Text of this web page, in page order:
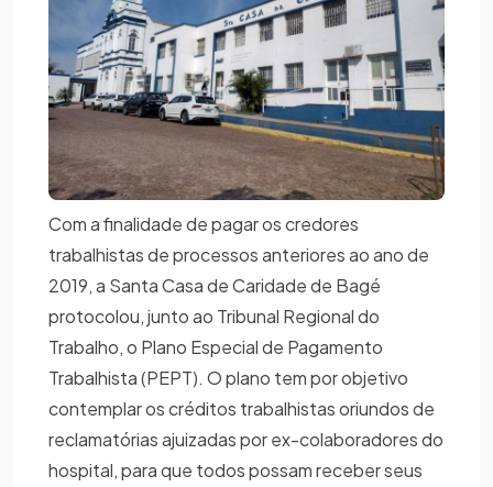
Com a finalidade de pagar os credores
trabalhistas de processos anteriores ao ano de
2019, a Santa Casa de Caridade de Bagé
protocolou, junto ao Tribunal Regional do
Trabalho, o Plano Especial de Pagamento
Trabalhista (PEPT). O plano tem por objetivo
contemplar os créditos trabalhistas oriundos de
reclamatórias ajuizadas por ex-colaboradores do
hospital, para que todos possam receber seus